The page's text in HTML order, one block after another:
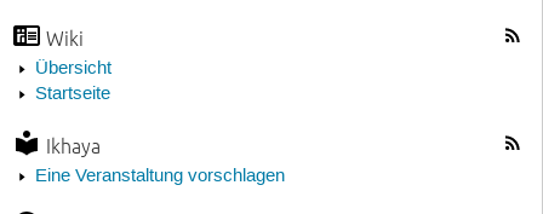
Wiki
Übersicht
Startseite
Ikhaya
Eine Veranstaltung vorschlagen